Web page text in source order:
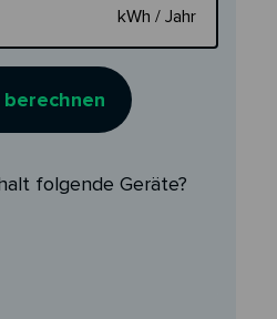
kWh / Jahr
folgende Geräte?
berechnen